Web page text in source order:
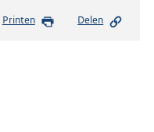
s
Printen Delen